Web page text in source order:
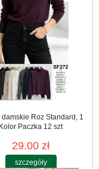
damskie Roz Standard, 1
Kolor Paczka 12 szt
29.00 zł
szczegóły